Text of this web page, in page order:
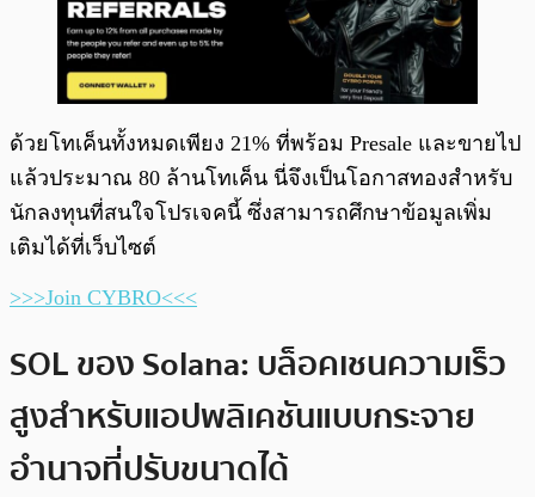
ด้วยโทเค็นทั้งหมดเพียง 21% ที่พร้อม Presale และขายไป
แล้วประมาณ 80 ล้านโทเค็น นี่จึงเป็นโอกาสทองสำหรับ
นักลงทุนที่สนใจโปรเจคนี้ ซึ่งสามารถศึกษาข้อมูลเพิ่ม
เติมได้ที่เว็บไซต์
>>>Join CYBRO<<<
SOL ของ Solana: บล็อคเชนความเร็ว
สูงสำหรับแอปพลิเคชันแบบกระจาย
อำนาจที่ปรับขนาดได้